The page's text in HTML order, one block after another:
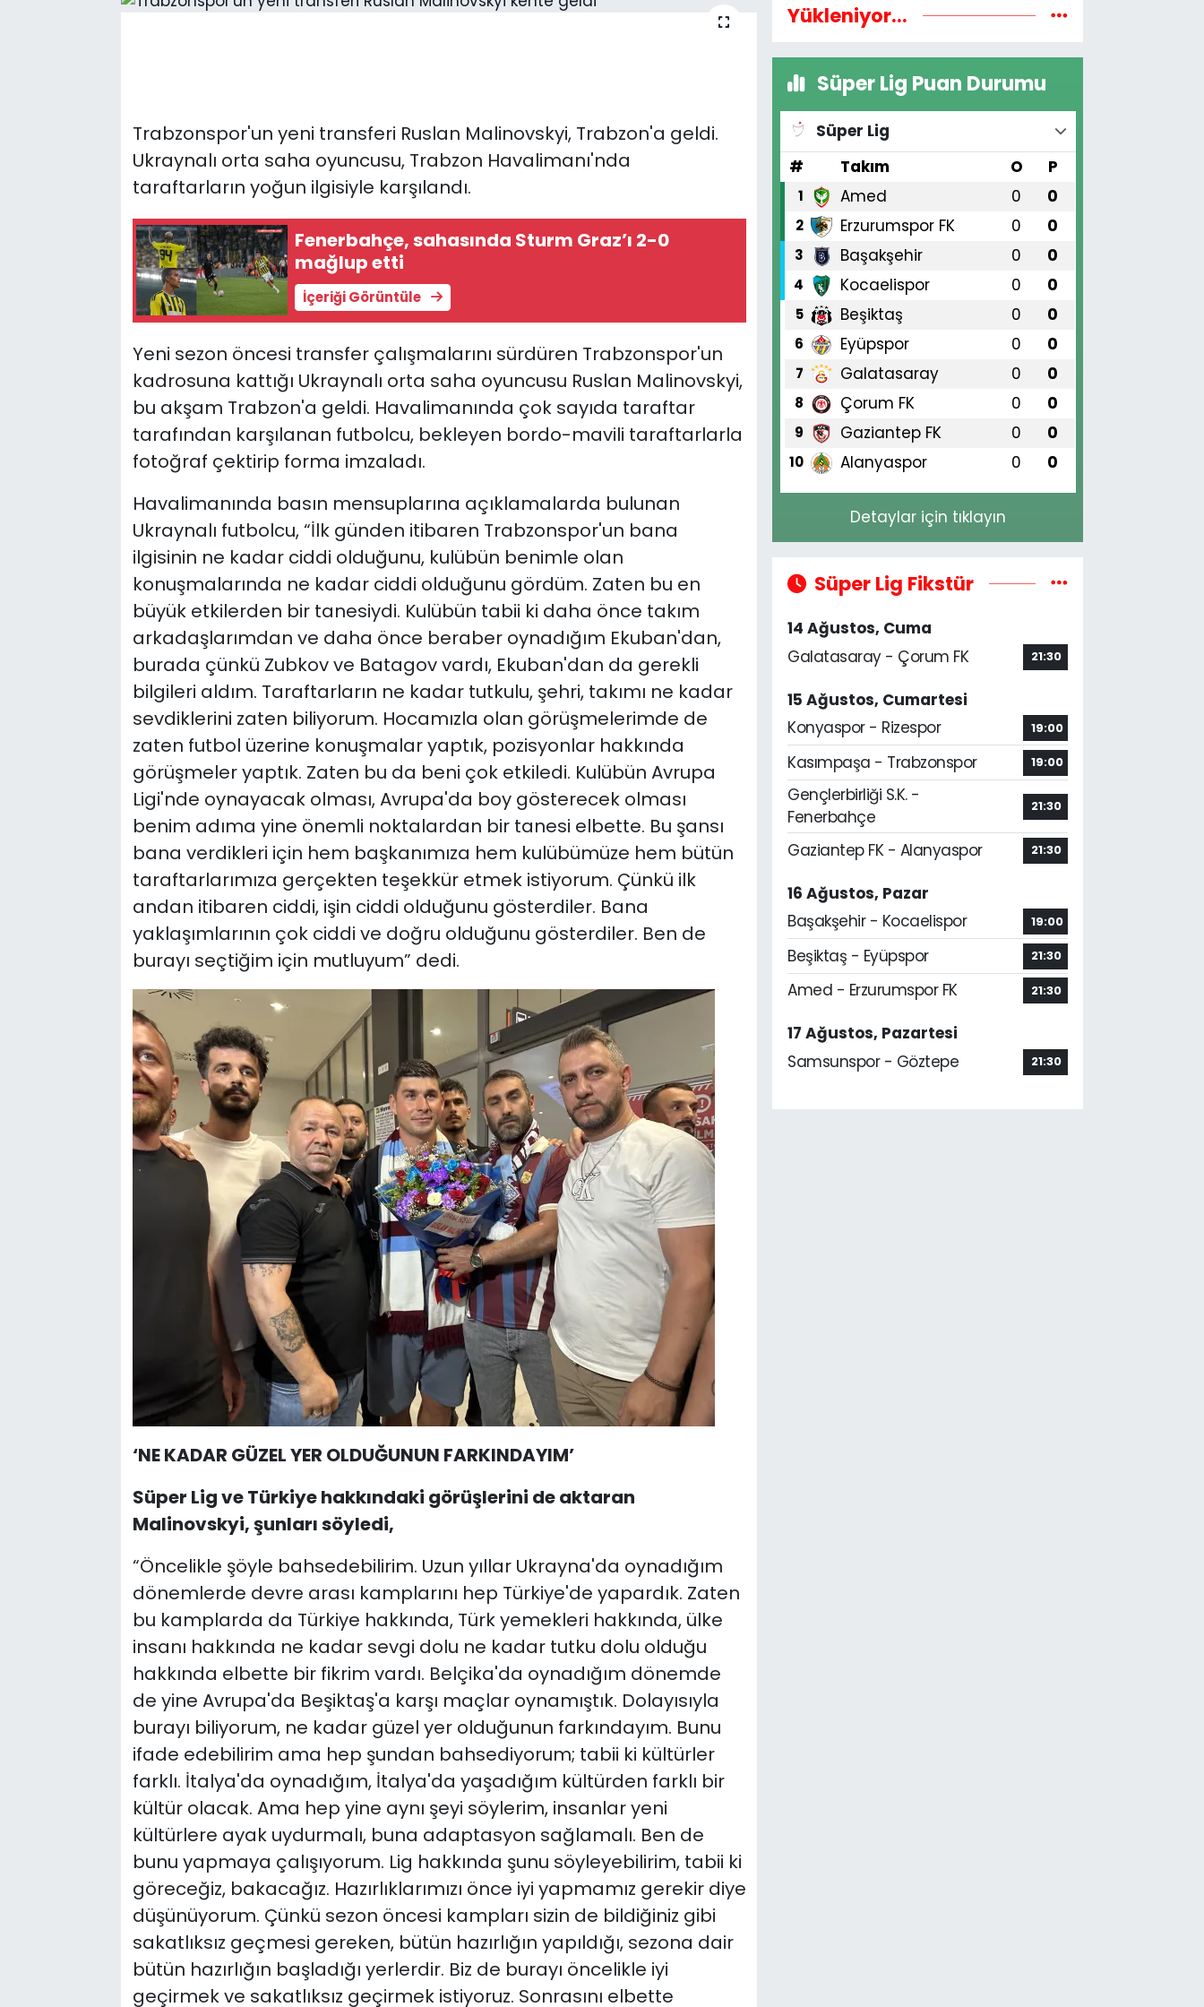
Trabzonspor'un yeni transferi Ruslan Malinovskyi, Trabzon'a geldi.
Ukraynalı orta saha oyuncusu, Trabzon Havalimanı'nda
taraftarların yoğun ilgisiyle karşılandı.
Fenerbahçe, sahasında Sturm Graz’ı 2-0
mağlup etti
İçeriği Görüntüle
Yeni sezon öncesi transfer çalışmalarını sürdüren Trabzonspor'un
kadrosuna kattığı Ukraynalı orta saha oyuncusu Ruslan Malinovskyi,
bu akşam Trabzon'a geldi. Havalimanında çok sayıda taraftar
tarafından karşılanan futbolcu, bekleyen bordo-mavili taraftarlarla
fotoğraf çektirip forma imzaladı.
Havalimanında basın mensuplarına açıklamalarda bulunan
Ukraynalı futbolcu, “İlk günden itibaren Trabzonspor'un bana
ilgisinin ne kadar ciddi olduğunu, kulübün benimle olan
konuşmalarında ne kadar ciddi olduğunu gördüm. Zaten bu en
büyük etkilerden bir tanesiydi. Kulübün tabii ki daha önce takım
arkadaşlarımdan ve daha önce beraber oynadığım Ekuban'dan,
burada çünkü Zubkov ve Batagov vardı, Ekuban'dan da gerekli
bilgileri aldım. Taraftarların ne kadar tutkulu, şehri, takımı ne kadar
sevdiklerini zaten biliyorum. Hocamızla olan görüşmelerimde de
zaten futbol üzerine konuşmalar yaptık, pozisyonlar hakkında
görüşmeler yaptık. Zaten bu da beni çok etkiledi. Kulübün Avrupa
Ligi'nde oynayacak olması, Avrupa'da boy gösterecek olması
benim adıma yine önemli noktalardan bir tanesi elbette. Bu şansı
bana verdikleri için hem başkanımıza hem kulübümüze hem bütün
taraftarlarımıza gerçekten teşekkür etmek istiyorum. Çünkü ilk
andan itibaren ciddi, işin ciddi olduğunu gösterdiler. Bana
yaklaşımlarının çok ciddi ve doğru olduğunu gösterdiler. Ben de
burayı seçtiğim için mutluyum” dedi.
‘NE KADAR GÜZEL YER OLDUĞUNUN FARKINDAYIM’
Süper Lig ve Türkiye hakkındaki görüşlerini de aktaran
Malinovskyi, şunları söyledi,
“Öncelikle şöyle bahsedebilirim. Uzun yıllar Ukrayna'da oynadığım
dönemlerde devre arası kamplarını hep Türkiye'de yapardık. Zaten
bu kamplarda da Türkiye hakkında, Türk yemekleri hakkında, ülke
insanı hakkında ne kadar sevgi dolu ne kadar tutku dolu olduğu
hakkında elbette bir fikrim vardı. Belçika'da oynadığım dönemde
de yine Avrupa'da Beşiktaş'a karşı maçlar oynamıştık. Dolayısıyla
burayı biliyorum, ne kadar güzel yer olduğunun farkındayım. Bunu
ifade edebilirim ama hep şundan bahsediyorum; tabii ki kültürler
farklı. İtalya'da oynadığım, İtalya'da yaşadığım kültürden farklı bir
kültür olacak. Ama hep yine aynı şeyi söylerim, insanlar yeni
kültürlere ayak uydurmalı, buna adaptasyon sağlamalı. Ben de
bunu yapmaya çalışıyorum. Lig hakkında şunu söyleyebilirim, tabii ki
göreceğiz, bakacağız. Hazırlıklarımızı önce iyi yapmamız gerekir diye
düşünüyorum. Çünkü sezon öncesi kampları sizin de bildiğiniz gibi
sakatlıksız geçmesi gereken, bütün hazırlığın yapıldığı, sezona dair
bütün hazırlığın başladığı yerlerdir. Biz de burayı öncelikle iyi
geçirmek ve sakatlıksız geçirmek istiyoruz. Sonrasını elbette
Yükleniyor...
Süper Lig Puan Durumu
Süper Lig
#
Takım O P
1 Amed 0 0
2 Erzurumspor FK 0 0
3 Başakşehir 0 0
4 Kocaelispor 0 0
5 Beşiktaş 0 0
6 Eyüpspor 0 0
7 Galatasaray 0 0
8 Çorum FK 0 0
9 Gaziantep FK 0 0
10 Alanyaspor 0 0
Detaylar için tıklayın
Süper Lig Fikstür
14 Ağustos, Cuma
Galatasaray - Çorum FK
21:30
15 Ağustos, Cumartesi
Konyaspor - Rizespor
19:00
Kasımpaşa - Trabzonspor 19:00
Gençlerbirliği S.K. -
Fenerbahçe
21:30
Gaziantep FK - Alanyaspor 21:30
16 Ağustos, Pazar
Başakşehir - Kocaelispor
19:00
Beşiktaş - Eyüpspor 21:30
Amed - Erzurumspor FK 21:30
17 Ağustos, Pazartesi
Samsunspor - Göztepe
21:30